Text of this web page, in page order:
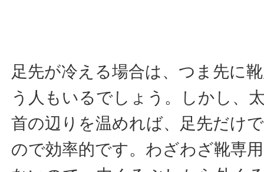
足先が冷える場合は、つま先に
う人もいるでしょう。しかし、
首の辺りを温めれば、足先だけ
ので効率的です。わざわざ靴専